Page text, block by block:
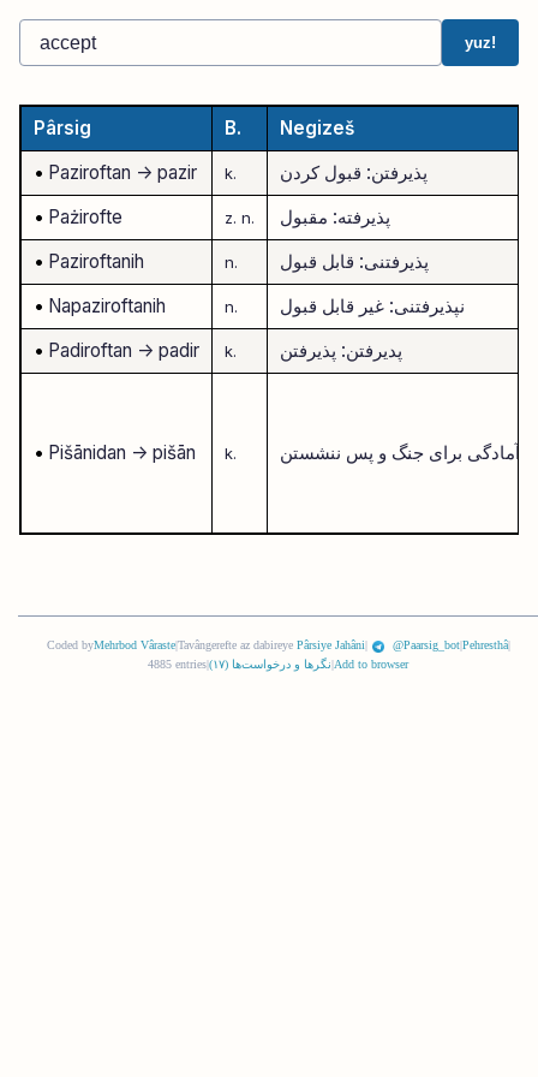
yuz!
Pârsig B.
Negizeš
• Paziroftan -> pazir k.
پذیرفتن: قبول کردن
• Pażirofte z. n.
پذیرفته: مقبول
• Paziroftanih n.
پذیرفتنی: قابل قبول
• Napaziroftanih n.
نپذیرفتنی: غیر قابل قبول
• Padiroftan -> padir k. پدیرفتن: پذیرفتن
• Pišānidan -> pišān k. آمادگی برای جنگ و پس ننشستن
Coded byMehrbod Vâraste|Tavângerefte az dabireye Pârsiye Jahâni| @Paarsig_bot|Pehresthâ|
4885 entries
نگرها و درخواست‌ها (١٧) Add to browser